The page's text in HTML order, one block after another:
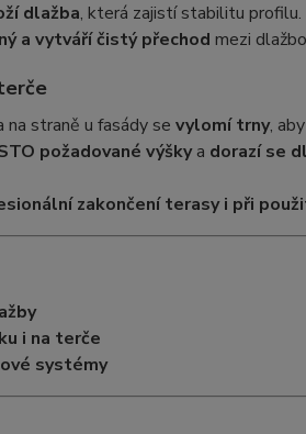
dlažba, která zajistí stabilitu profilu.
a vytváří čistý přechod mezi
na straně u fasády se vylomí trny,
požadované výškya dorazí se
zakončení terasy i při
i na terče
systémy